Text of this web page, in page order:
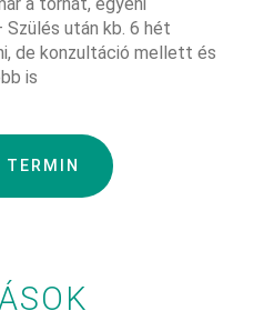
után kb. 6 hét
de konzultáció mellett és
is
TERMIN